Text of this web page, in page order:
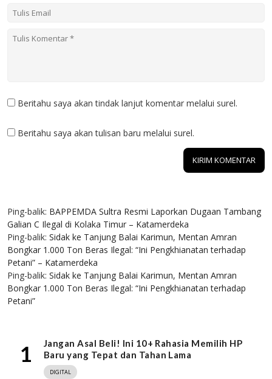
Beritahu saya akan tindak lanjut komentar melalui surel.
Beritahu saya akan tulisan baru melalui surel.
Ping-balik: BAPPEMDA Sultra Resmi Laporkan Dugaan Tambang
Galian C Ilegal di Kolaka Timur – Katamerdeka
Ping-balik: Sidak ke Tanjung Balai Karimun, Mentan Amran
Bongkar 1.000 Ton Beras Ilegal: “Ini Pengkhianatan terhadap
Petani” – Katamerdeka
Ping-balik: Sidak ke Tanjung Balai Karimun, Mentan Amran
Bongkar 1.000 Ton Beras Ilegal: “Ini Pengkhianatan terhadap
Petani”
1
Jangan Asal Beli! Ini 10+ Rahasia Memilih HP
Baru yang Tepat dan Tahan Lama
DIGITAL